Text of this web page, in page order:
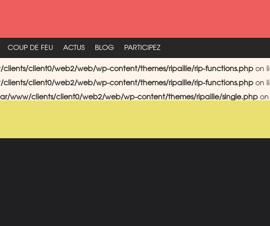
COUP DE FEU ACTUS BLOG PARTICIPEZ
client0/web2/web/wp-content/themes/ripaille/rip-functions.php on
client0/web2/web/wp-content/themes/ripaille/rip-functions.php on
www/clients/client0/web2/web/wp-content/themes/ripaille/single.php